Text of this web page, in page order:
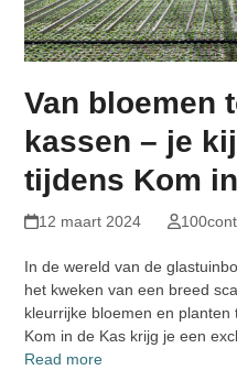
Van bloemen
kassen – je
tijdens Kom
12 maart 2024
In de wereld van de
het kweken van een breed
kleurrijke bloemen en
Kom in de Kas krijg je een
Read more